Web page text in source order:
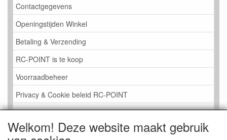
Contactgegevens
Openingstijden Winkel
Betaling & Verzending
RC-POINT is te koop
Voorraadbeheer
Privacy & Cookie beleid RC-POINT
LINK PAGINA
Gastenboek RC-POINT
Welkom! Deze website maakt gebruik